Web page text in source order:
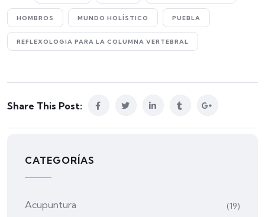
HOMBROS MUNDO HOLÍSTICO PUEBLA
REFLEXOLOGIA PARA LA COLUMNA VERTEBRAL
Share This Post:
CATEGORÍAS
Acupuntura (19)